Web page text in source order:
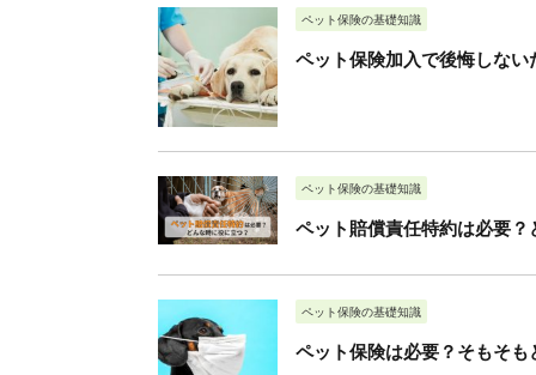
ペット保険の基礎知識
ペット保険加入で後悔しな
ペット保険の基礎知識
ペット賠償責任特約は必要？
ペット保険の基礎知識
ペット保険は必要？そもそも